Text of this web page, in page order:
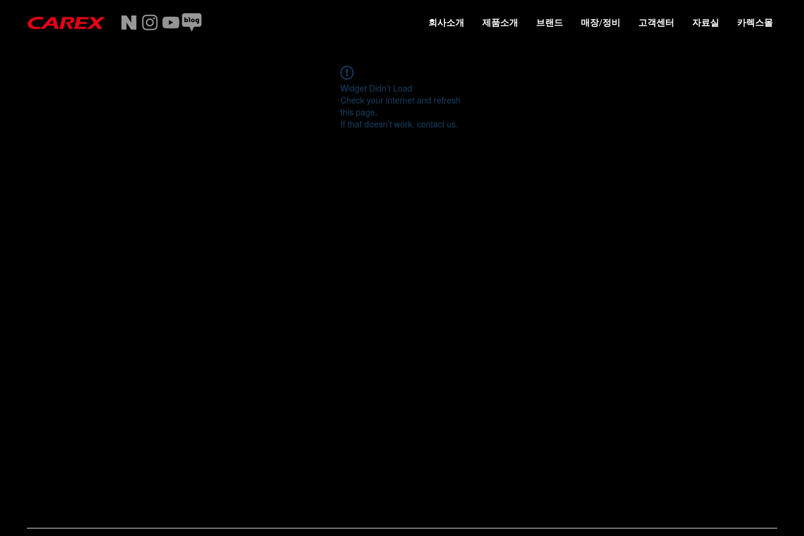
회사소개 제품소개 브랜드 매장/정비 고객센터 자료실 카렉스몰
Widget Didn’t Load
Check your internet and refresh
this page.
If that doesn’t work, contact us.